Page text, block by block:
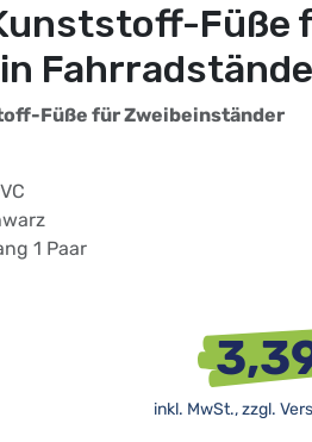
Füße
Füße für Zweibeinständer
1 Paar
inkl. MwSt., zzgl.